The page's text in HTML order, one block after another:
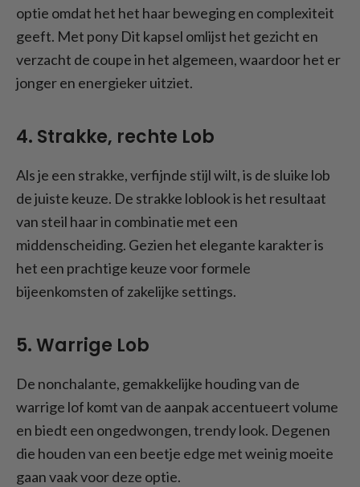
optie omdat het het haar beweging en complexiteit
geeft. Met pony Dit kapsel omlijst het gezicht en
verzacht de coupe in het algemeen, waardoor het er
jonger en energieker uitziet.
4. Strakke, rechte Lob
Als je een strakke, verfijnde stijl wilt, is de sluike lob
de juiste keuze. De strakke loblook is het resultaat
van steil haar in combinatie met een
middenscheiding. Gezien het elegante karakter is
het een prachtige keuze voor formele
bijeenkomsten of zakelijke settings.
5. Warrige Lob
De nonchalante, gemakkelijke houding van de
warrige lof komt van de aanpak accentueert volume
en biedt een ongedwongen, trendy look. Degenen
die houden van een beetje edge met weinig moeite
gaan vaak voor deze optie.